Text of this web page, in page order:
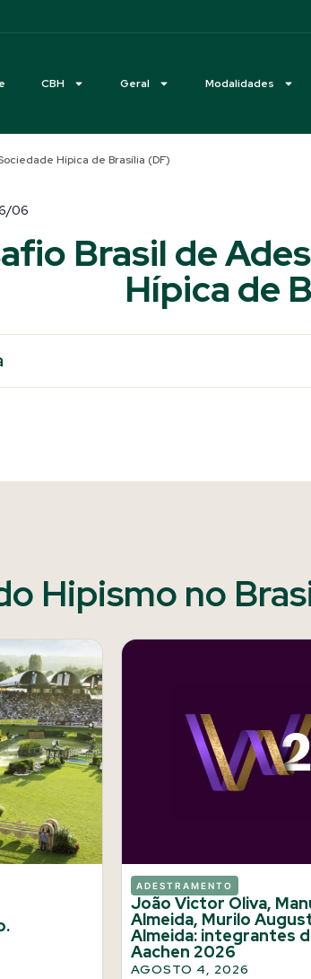
CBH Geral Modalidades
Hípica de Brasília (DF)
06
Brasil de
Hípica de
Hipismo no
ADESTRAMENTO
João Victor Oliva,
Almeida, Murilo
Almeida: integrantes
Aachen 2026
AGOSTO 4, 2026